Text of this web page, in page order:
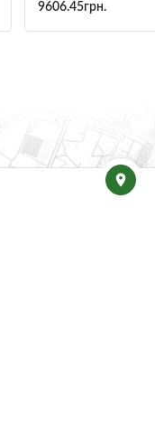
9606.45грн.